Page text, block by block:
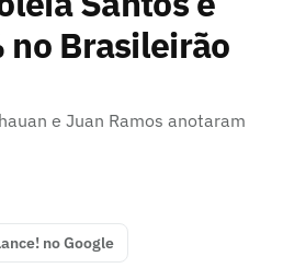
no Brasileirão
e Juan Ramos anotaram
no Google